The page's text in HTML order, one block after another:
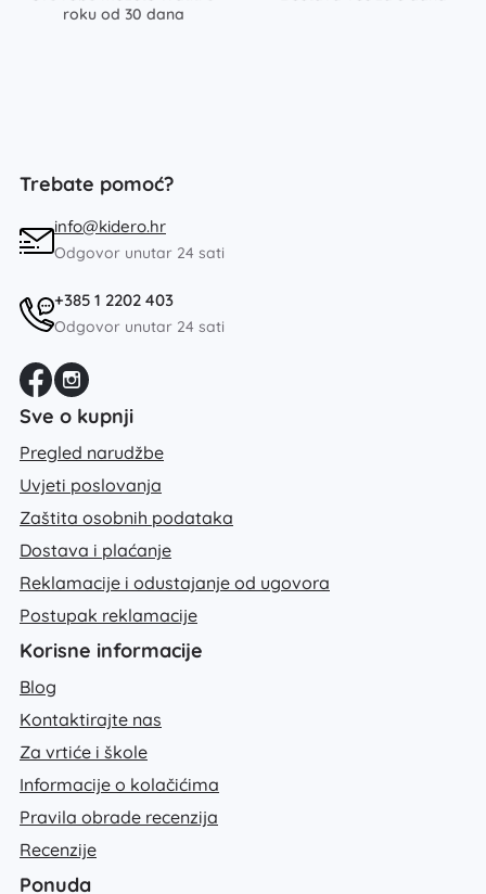
roku od 30 dana
Trebate pomoć?
info@kidero.hr
Odgovor unutar 24 sati
+385 1 2202 403
Odgovor unutar 24 sati
Sve o kupnji
Pregled narudžbe
Uvjeti poslovanja
Zaštita osobnih podataka
Dostava i plaćanje
Reklamacije i odustajanje od ugovora
Postupak reklamacije
Korisne informacije
Blog
Kontaktirajte nas
Za vrtiće i škole
Informacije o kolačićima
Pravila obrade recenzija
Recenzije
Ponuda